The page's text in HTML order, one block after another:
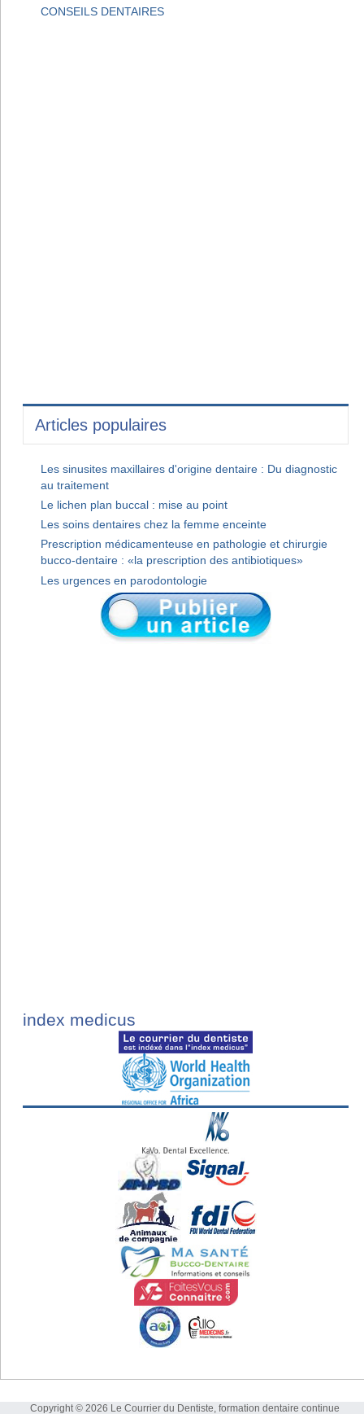
CONSEILS DENTAIRES
Articles populaires
Les sinusites maxillaires d'origine dentaire : Du diagnostic
au traitement
Le lichen plan buccal : mise au point
Les soins dentaires chez la femme enceinte
Prescription médicamenteuse en pathologie et chirurgie
bucco-dentaire : «la prescription des antibiotiques»
Les urgences en parodontologie
index medicus
Copyright © 2026 Le Courrier du Dentiste, formation dentaire continue